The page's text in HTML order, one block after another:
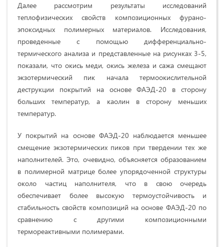
Далее рассмотрим результаты исследований
теплофизических свойств композиционных фурано-
эпоксидных полимерных материалов. Исследования,
проведенные с помощью дифференциально-
термического анализа и представленные на рисунках 3-5,
показали, что окись меди, окись железа и сажа смещают
экзотермический пик начала термоокислительной
деструкции покрытий на основе ФАЭД-20 в сторону
больших температур, а каолин в сторону меньших
температур.
У покрытий на основе ФАЭД-20 наблюдается меньшее
смещение экзотермических пиков при твердении тех же
наполнителей. Это, очевидно, объясняется образованием
в полимерной матрице более упорядоченной структуры
около частиц наполнителя, что в свою очередь
обеспечивает более высокую термоустойчивость и
стабильность свойств композиций на основе ФАЭД-20 по
сравнению с другими композиционными
термореактивными полимерами.